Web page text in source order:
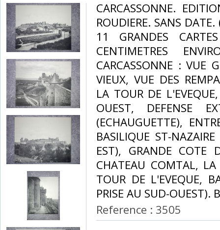
‎CARCASSONNE.
ROUDIERE. SANS
11 GRANDES
CENTIMETRES
CARCASSONNE : VUE
VIEUX, VUE DES
LA TOUR DE
OUEST, DEFENSE
(ECHAUGUETTE),
BASILIQUE ST-
EST), GRANDE COTE
CHATEAU COMTAL,
TOUR DE L'EVEQUE,
PRISE AU SUD-OUEST).
Reference : 3505